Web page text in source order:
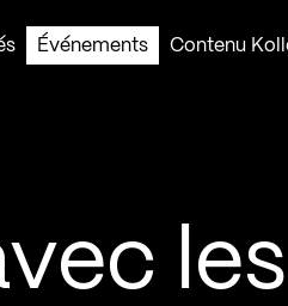
Événements Contenu
les